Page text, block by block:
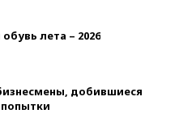
лета – 2026
добившиеся
попытки